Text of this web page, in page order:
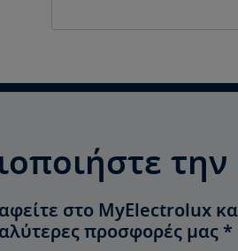
στο MyElectrolux
προσφορές μας*